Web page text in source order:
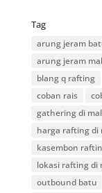
Tag
arung jeram
arung jeram
blang q rafting
coban rais
gathering di
harga rafting di
kasembon
lokasi rafting di
outbound batu